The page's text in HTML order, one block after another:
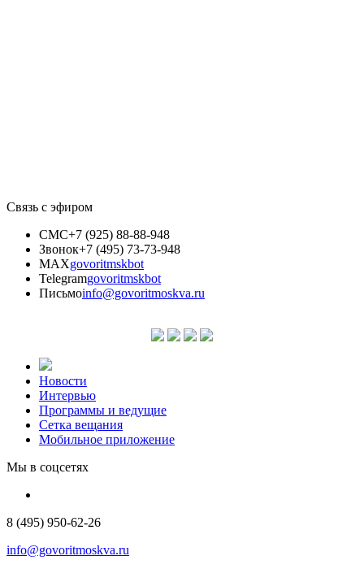
Связь с эфиром
СМС+7 (925) 88-88-948
Звонок+7 (495) 73-73-948
MAXgovoritmskbot
Telegramgovoritmskbot
Письмоinfo@govoritmoskva.ru
Новости
Интервью
Программы и ведущие
Сетка вещания
Мобильное приложение
Мы в соцсетях
8 (495) 950-62-26
info@govoritmoskva.ru